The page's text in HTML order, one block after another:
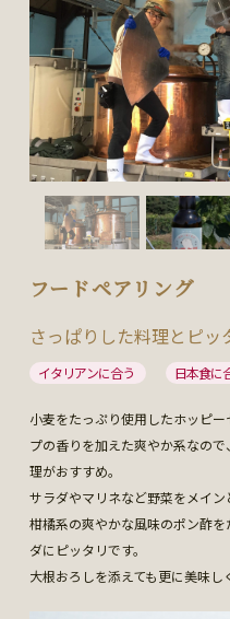
フードペアリング
さっぱりした料理とピ
イタリアンに合う 日本食に
小麦をたっぷり使用したホッピ
プの香りを加えた爽やか系なの
理がおすすめ。
サラダやマリネなど野菜をメイン
柑橘系の爽やかな風味のポン酢
ダにピッタリです。
大根おろしを添えても更に美味し